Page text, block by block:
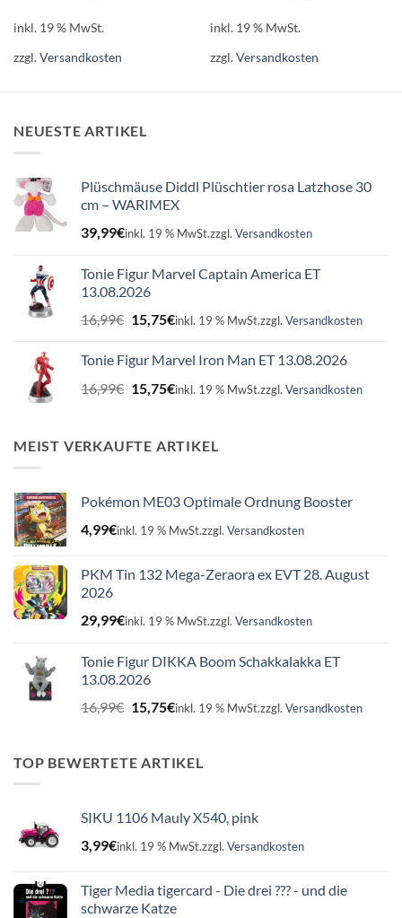
inkl. 19 % MwSt.
zzgl.Versandkosten
inkl. 19 % MwSt.
zzgl.Versandkosten
NEUESTE ARTIKEL
Plüschmäuse Diddl Plüschtier rosa Latzhose 30
cm – WARIMEX
39,99€inkl. 19 % MwSt.zzgl. Versandkosten
Tonie Figur Marvel Captain America ET
13.08.2026
16,99€ Ursprünglicher
Preis
16,99€
15,75€Aktueller
15,75€.
inkl. 19 % MwSt.zzgl. Versandkosten
Tonie Figur Marvel Iron Man ET 13.08.2026
16,99€ Ursprünglicher
Preis
16,99€
15,75€Aktueller
15,75€.
inkl. 19 % MwSt.zzgl. Versandkosten
MEIST VERKAUFTE ARTIKEL
Pokémon ME03 Optimale Ordnung Booster
4,99€inkl. 19 % MwSt.zzgl. Versandkosten
PKM Tin 132 Mega-Zeraora ex EVT 28. August
2026
29,99€inkl. 19 % MwSt.zzgl. Versandkosten
Tonie Figur DIKKA Boom Schakkalakka ET
13.08.2026
16,99€ Ursprünglicher
Preis
16,99€
15,75€Aktueller
15,75€.
inkl. 19 % MwSt.zzgl. Versandkosten
TOP BEWERTETE ARTIKEL
SIKU 1106 Mauly X540, pink
3,99€inkl. 19 % MwSt.zzgl. Versandkosten
Tiger Media tigercard - Die drei ??? - und die
schwarze Katze